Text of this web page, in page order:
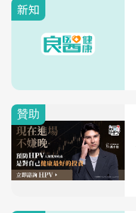
新知